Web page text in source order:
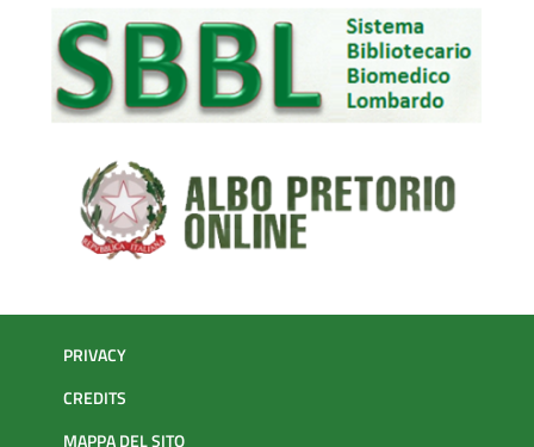
PRIVACY
CREDITS
MAPPA DEL SITO